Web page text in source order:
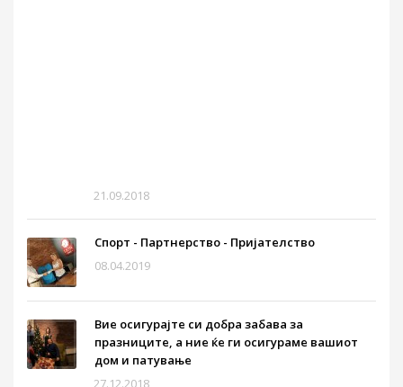
21.09.2018
Спорт - Партнерство - Пријателство
08.04.2019
Вие осигурајте си добра забава за
празниците, а ние ќе ги осигураме вашиот
дом и патување
27.12.2018